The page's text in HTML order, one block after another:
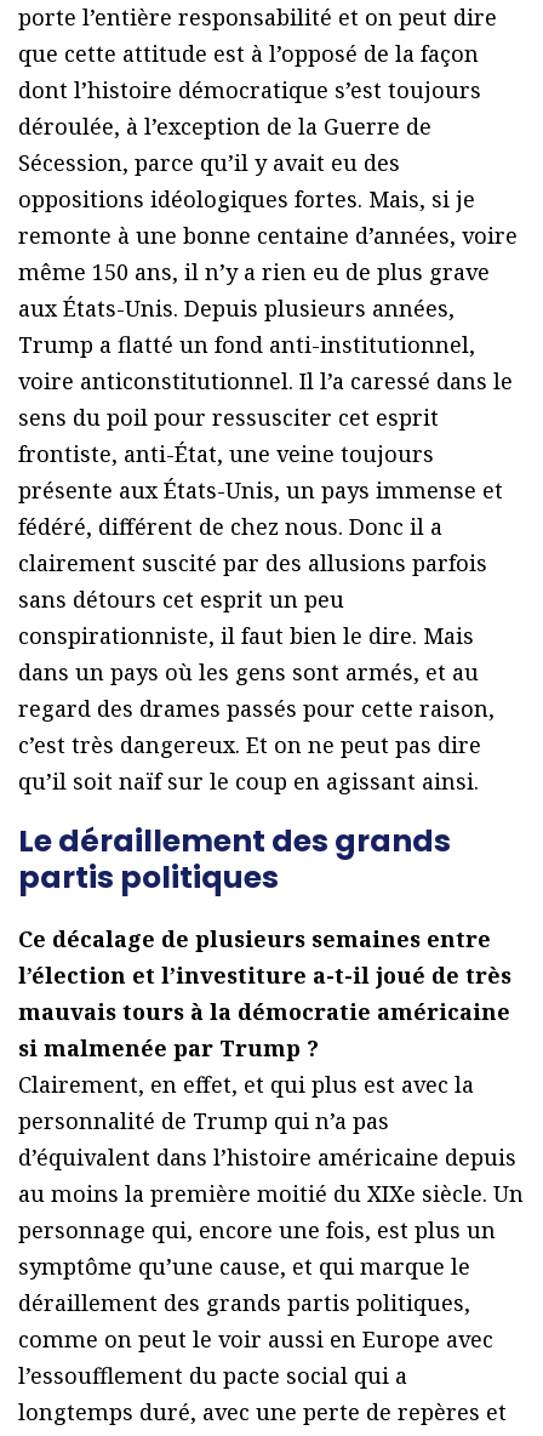
porte l’entière responsabilité et on peut dire
que cette attitude est à l’opposé de la façon
dont l’histoire démocratique s’est toujours
déroulée, à l’exception de la Guerre de
Sécession, parce qu’il y avait eu des
oppositions idéologiques fortes. Mais, si je
remonte à une bonne centaine d’années, voire
même 150 ans, il n’y a rien eu de plus grave
aux États-Unis. Depuis plusieurs années,
Trump a flatté un fond anti-institutionnel,
voire anticonstitutionnel. Il l’a caressé dans le
sens du poil pour ressusciter cet esprit
frontiste, anti-État, une veine toujours
présente aux États-Unis, un pays immense et
fédéré, différent de chez nous. Donc il a
clairement suscité par des allusions parfois
sans détours cet esprit un peu
conspirationniste, il faut bien le dire. Mais
dans un pays où les gens sont armés, et au
regard des drames passés pour cette raison,
c’est très dangereux. Et on ne peut pas dire
qu’il soit naïf sur le coup en agissant ainsi.
Le déraillement des grands
partis politiques
Ce décalage de plusieurs semaines entre
l’élection et l’investiture a-t-il joué de très
mauvais tours à la démocratie américaine
si malmenée par Trump ?
Clairement, en effet, et qui plus est avec la
personnalité de Trump qui n’a pas
d’équivalent dans l’histoire américaine depuis
au moins la première moitié du XIXe siècle. Un
personnage qui, encore une fois, est plus un
symptôme qu’une cause, et qui marque le
déraillement des grands partis politiques,
comme on peut le voir aussi en Europe avec
l’essoufflement du pacte social qui a
longtemps duré, avec une perte de repères et